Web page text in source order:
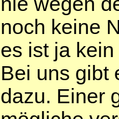
noch keine
es ist ja
Bei uns gibt
dazu. Einer